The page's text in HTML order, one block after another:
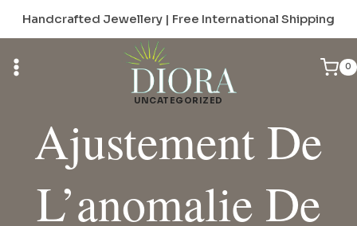
content
Handcrafted Jewellery | Free International Shipping
0
UNCATEGORIZED
Ajustement De
L’anomalie De